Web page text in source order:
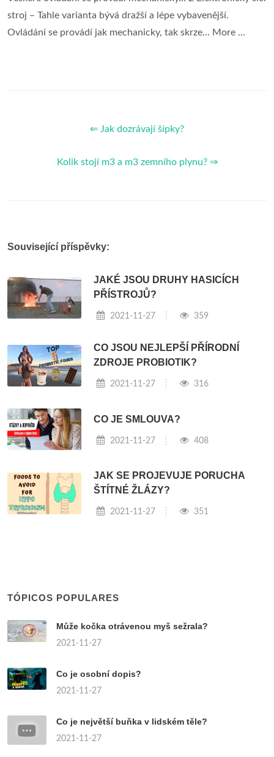
stroj – Tahle varianta bývá dražší a lépe vybavenější.
Ovládání se provádí jak mechanicky, tak skrze... More ...
⇐ Jak dozrávají šípky?
Kolik stojí m3 a m3 zemního plynu? ⇒
Související příspěvky:
JAKÉ JSOU DRUHY HASICÍCH
PŘÍSTROJŮ?
2021-11-27 359
CO JSOU NEJLEPŠÍ PŘÍRODNÍ
ZDROJE PROBIOTIK?
2021-11-27 316
CO JE SMLOUVA?
2021-11-27 408
JAK SE PROJEVUJE PORUCHA
ŠTÍTNÉ ŽLÁZY?
2021-11-27 351
TÓPICOS POPULARES
Může kočka otrávenou myš sežrala?
2021-11-27
Co je osobní dopis?
2021-11-27
Co je největší buňka v lidském těle?
2021-11-27